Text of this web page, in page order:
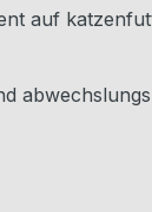
auf